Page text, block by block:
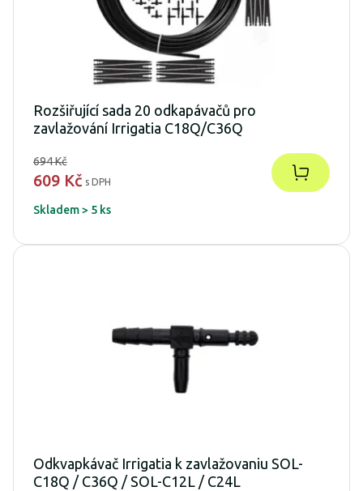
Rozšiřující sada 20 odkapávačů pro
zavlažování Irrigatia C18Q/C36Q
694 Kč
609 Kč s DPH
Skladem > 5 ks
Odkvapkávač Irrigatia k zavlažovaniu SOL-
C18Q / C36Q / SOL-C12L / C24L